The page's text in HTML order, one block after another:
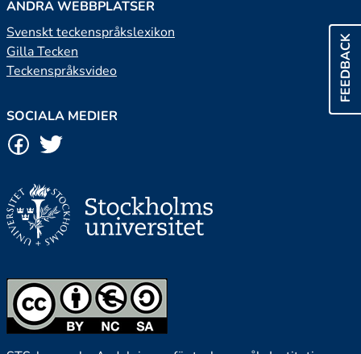
FEEDBACK
ANDRA WEBBPLATSER
Svenskt teckenspråkslexikon
Gilla Tecken
Teckenspråksvideo
SOCIALA MEDIER